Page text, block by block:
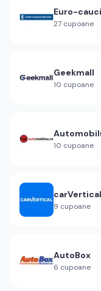
Euro-
27 cupoane
Geekmall
10 cupoane
10 cupoane
carVertical
9 cupoane
AutoBox
6 cupoane